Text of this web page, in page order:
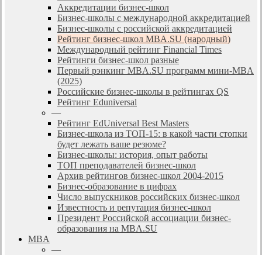
Аккредитации бизнес-школ
Бизнес-школы с международной аккредитацией
Бизнес-школы с российской аккредитацией
Рейтинг бизнес-школ MBA.SU (народный)
Международный рейтинг Financial Times
Рейтинги бизнес-школ разные
Первый рэнкинг MBA.SU программ мини-MBA
(2025)
Российские бизнес-школы в рейтингах QS
Рейтинг Eduniversal
—
Рейтинг EdUniversal Best Masters
Бизнес-школа из ТОП-15: в какой части стопки
будет лежать ваше резюме?
Бизнес-школы: история, опыт работы
ТОП преподавателей бизнес-школ
Архив рейтингов бизнес-школ 2004-2015
Бизнес-образование в цифрах
Число выпускников российских бизнес-школ
Известность и репутация бизнес-школ
Президент Российской ассоциации бизнес-
образования на MBA.SU
MBA
—